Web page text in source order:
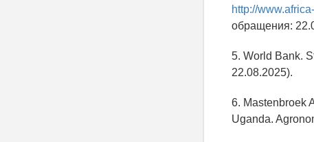
http://
обращения:
5. World Bank.
22.08.2025).
6. Mastenbroek
Uganda.